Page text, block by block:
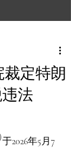
定特朗
法
2026年5月7